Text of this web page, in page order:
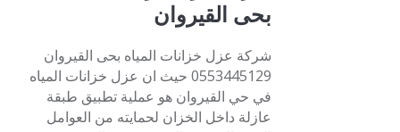
بحى القيروان
شركة عزل خزانات المياه بحى القيروان
0553445129 حيث ان عزل خزانات المياه
في حي القيروان هو عملية تطبيق طبقة
عازلة داخل الخزان لحمايته من العوامل